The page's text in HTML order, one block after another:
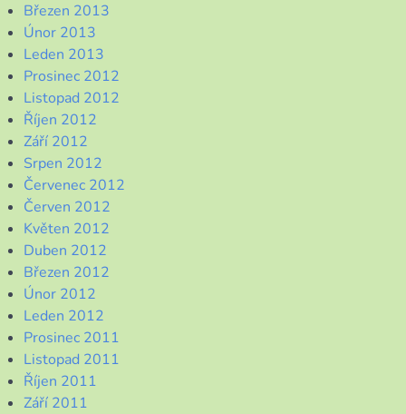
Březen 2013
Únor 2013
Leden 2013
Prosinec 2012
Listopad 2012
Říjen 2012
Září 2012
Srpen 2012
Červenec 2012
Červen 2012
Květen 2012
Duben 2012
Březen 2012
Únor 2012
Leden 2012
Prosinec 2011
Listopad 2011
Říjen 2011
Září 2011